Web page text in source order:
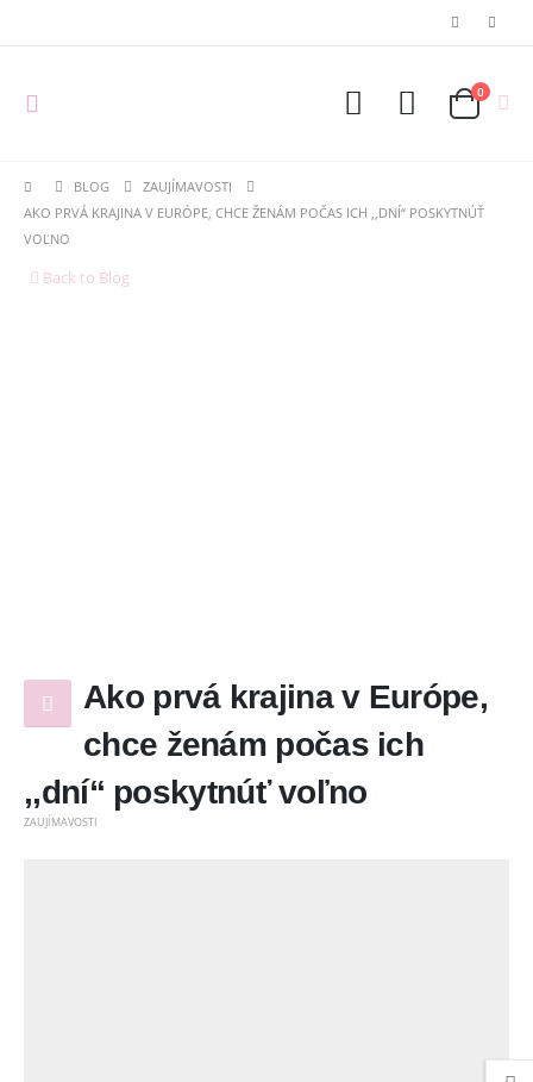
0
BLOG
ZAUJÍMAVOSTI
AKO PRVÁ KRAJINA V EURÓPE, CHCE ŽENÁM POČAS ICH ,,DNÍ“ POSKYTNÚŤ
VOĽNO
Back to Blog
Ako prvá krajina v Európe,
chce ženám počas ich
,,dní“ poskytnúť voľno
ZAUJÍMAVOSTI